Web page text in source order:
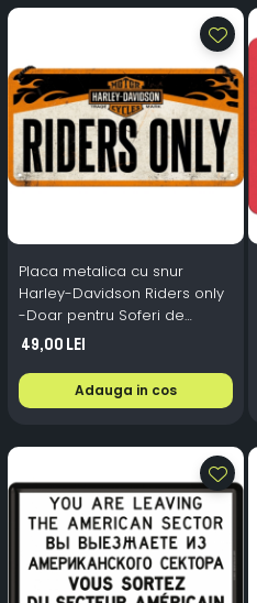
Placa metalica cu snur
Harley-Davidson Riders only
-Doar pentru Soferi de
Harley-Davidson, Originala,
10x20 cm
49,00 Lei
Adauga in cos